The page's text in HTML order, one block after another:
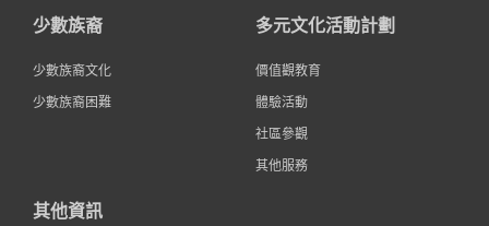
少數族裔
少數族裔文化
少數族裔困難
多元文化活動計劃
價值觀教育
體驗活動
社區參觀
其他服務
其他資訊